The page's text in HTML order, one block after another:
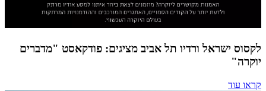
לקסוס ישראל ורדיו תל אביב מציגים: פודקאסט "מדברים
יוקרה"
קראו עוד